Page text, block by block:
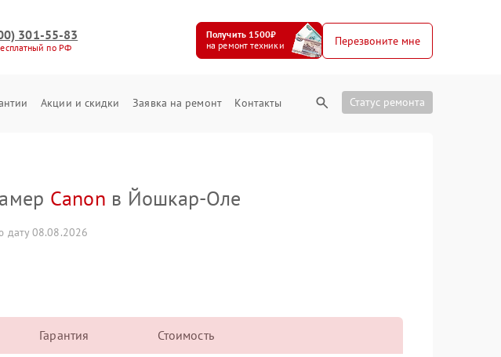
301-55-83
по РФ
Получить 1500₽
на ремонт техники
Перезвоните мне
Акции и скидки Заявка на ремонт Контакты Статус ремонта
Canon в Йошкар-Оле
дату 08.08.2026
Гарантия Стоимость